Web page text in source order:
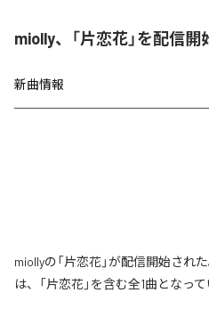
miolly、「片恋花」を配信開
新曲情報
miollyの「片恋花」が配信開始され
は、「片恋花」を含む全1曲となって